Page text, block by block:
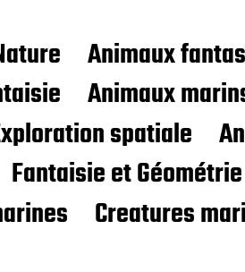
Animaux
Animaux
spatiale
Fantaisie et Géométrie
Creatures